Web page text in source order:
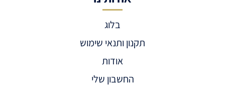
בלוג
תקנון ותנאי שימוש
אודות
החשבון שלי